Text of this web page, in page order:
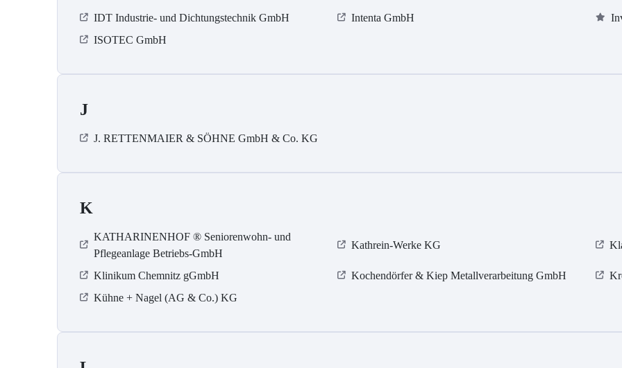
IDT Industrie- und Dichtungstechnik GmbH Intenta GmbH
ISOTEC GmbH
J
J. RETTENMAIER & SÖHNE GmbH & Co. KG
K
KATHARINENHOF ® Seniorenwohn- und
Pflegeanlage Betriebs-GmbH
Kathrein-Werke KG
Klinikum Chemnitz gGmbH Kochendörfer & Kiep Metallverarbeitung GmbH
Kühne + Nagel (AG & Co.) KG